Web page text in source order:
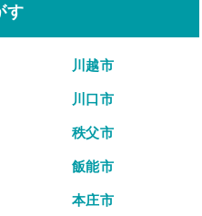
す
川越市
川口市
秩父市
飯能市
本庄市